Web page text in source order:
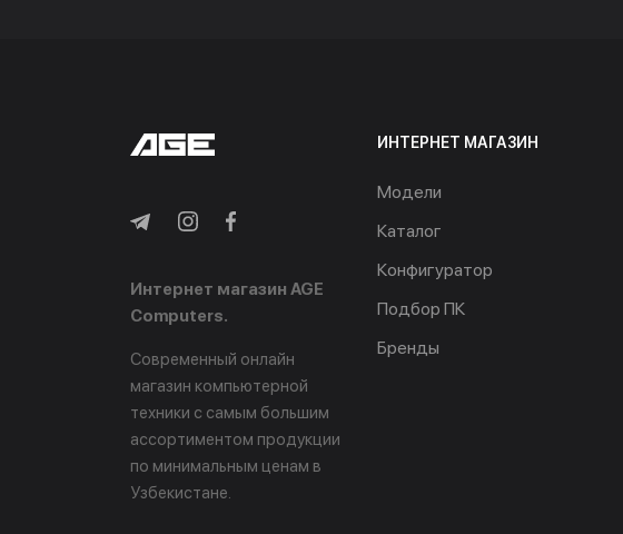
Интернет магазин AGE
Computers.
Современный онлайн
магазин компьютерной
техники с самым большим
ассортиментом продукции
по минимальным ценам в
Узбекистане.
ИНТЕРНЕТ МАГАЗИН
Модели
Каталог
Конфигуратор
Подбор ПК
Бренды